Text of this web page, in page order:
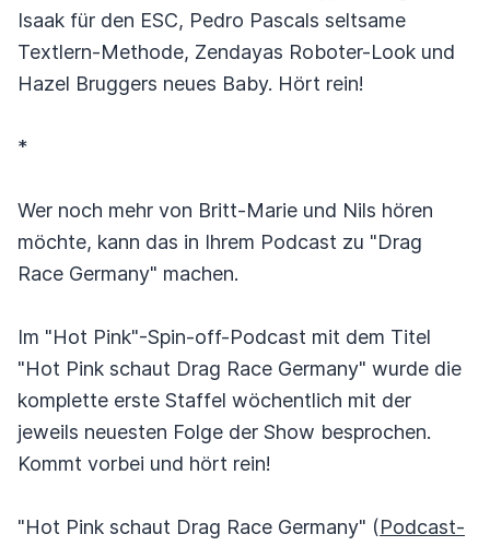
Isaak für den ESC, Pedro Pascals seltsame
Textlern-Methode, Zendayas Roboter-Look und
Hazel Bruggers neues Baby. Hört rein!
*
Wer noch mehr von Britt-Marie und Nils hören
möchte, kann das in Ihrem Podcast zu "Drag
Race Germany" machen.
Im "Hot Pink"-Spin-off-Podcast mit dem Titel
"Hot Pink schaut Drag Race Germany" wurde die
komplette erste Staffel wöchentlich mit der
jeweils neuesten Folge der Show besprochen.
Kommt vorbei und hört rein!
"Hot Pink schaut Drag Race Germany" (Podcast-